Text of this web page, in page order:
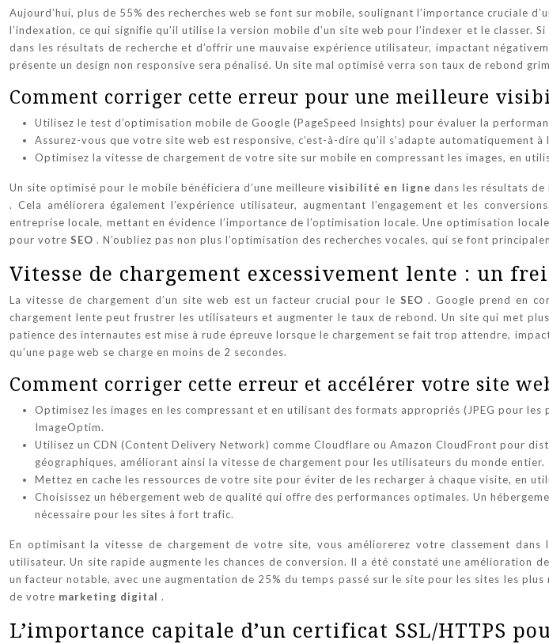
Aujourd’hui, plus de 55% des recherches web se font sur mobile, soulignant l’importance cruciale
l’indexation, ce qui signifie qu’il utilise la version mobile d’un site web pour l’indexer et le
dans les résultats de recherche et d’offrir une mauvaise expérience utilisateur, impactant
présente un design non responsive sera pénalisé. Un site mal optimisé verra son taux de rebond
Comment corriger cette erreur pour une meilleure
Utilisez le test d’optimisation mobile de Google (PageSpeed Insights) pour évaluer la
Assurez-vous que votre site web est responsive, c’est-à-dire qu’il s’adapte automatiquement
Optimisez la vitesse de chargement de votre site sur mobile en compressant les images, en
Un site optimisé pour le mobile bénéficiera d’une meilleurevisibilité en ligne dans les résultats
. Cela améliorera également l’expérience utilisateur, augmentant l’engagement et les
entreprise locale, mettant en évidence l’importance de l’optimisation locale. Une optimisation
pour votre SEO . N’oubliez pas non plus l’optimisation des recherches vocales, qui se font
Vitesse de chargement excessivement lente : un
La vitesse de chargement d’un site web est un facteur crucial pour le SEO . Google prend en
chargement lente peut frustrer les utilisateurs et augmenter le taux de rebond. Un site qui met
patience des internautes est mise à rude épreuve lorsque le chargement se fait trop attendre,
qu’une page web se charge en moins de 2 secondes.
Comment corriger cette erreur et accélérer votre site
Optimisez les images en les compressant et en utilisant des formats appropriés (JPEG pour
ImageOptim.
Utilisez un CDN (Content Delivery Network) comme Cloudflare ou Amazon CloudFront pour
géographiques, améliorant ainsi la vitesse de chargement pour les utilisateurs du monde entier.
Mettez en cache les ressources de votre site pour éviter de les recharger à chaque visite, en
Choisissez un hébergement web de qualité qui offre des performances optimales. Un
nécessaire pour les sites à fort trafic.
En optimisant la vitesse de chargement de votre site, vous améliorerez votre classement
utilisateur. Un site rapide augmente les chances de conversion. Il a été constaté une amélioration
un facteur notable, avec une augmentation de 25% du temps passé sur le site pour les sites les
de votre marketing digital .
L’importance capitale d’un certificat SSL/HTTPS